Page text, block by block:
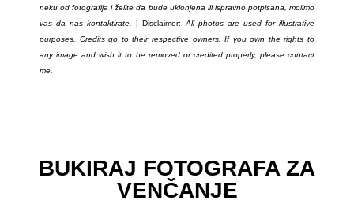
neku od fotografija i želite da bude uklonjena ili ispravno potpisana, molimo
vas da nas kontaktirate.
| Disclaimer: All photos are used for illustrative
purposes. Credits go to their respective owners. If you own the rights to
any image and wish it to be removed or credited properly, please contact
me.
BUKIRAJ FOTOGRAFA ZA
VENČANJE